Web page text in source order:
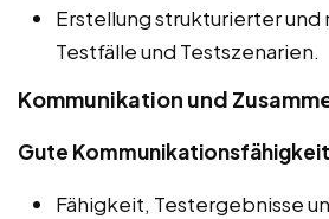
Erstellung strukturierter
Testfälle und Testszenarien.
Kommunikation und
Gute
Fähigkeit, Testergebnisse